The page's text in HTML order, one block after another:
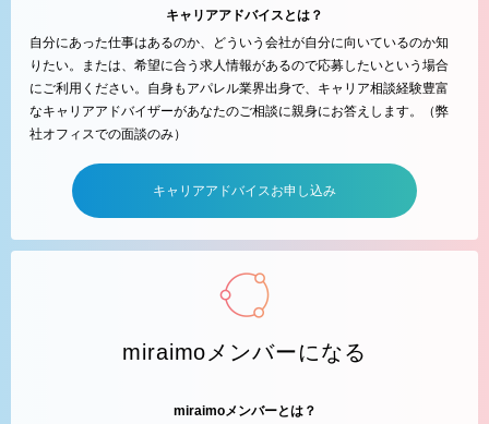
キャリアアドバイスとは？
自分にあった仕事はあるのか、どういう会社が自分に向いているのか知
りたい。または、希望に合う求人情報があるので応募したいという場合
にご利用ください。自身もアパレル業界出身で、キャリア相談経験豊富
なキャリアアドバイザーがあなたのご相談に親身にお答えします。（弊
社オフィスでの面談のみ）
キャリアアドバイスお申し込み
miraimoメンバーになる
miraimoメンバーとは？